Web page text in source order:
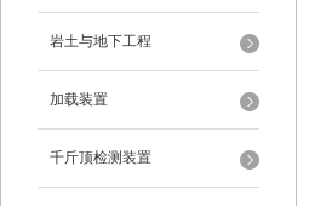
岩土与地下工程
加载装置
千斤顶检测装置